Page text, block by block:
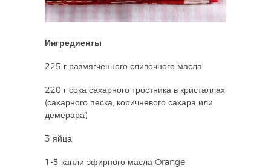
Ингредиенты
225 г размягченного сливочного масла
220 г сока сахарного тростника в кристаллах
(сахарного песка, коричневого сахара или
демерара)
3 яйца
1-3 капли эфирного масла Orange